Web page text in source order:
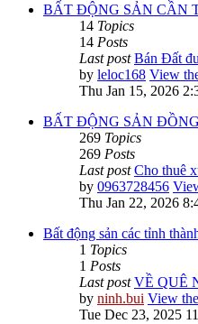
BẤT ĐỘNG SẢN CẦN
14 Topics
14 Posts
Last post Bán Đất
by leloc168 View
Thu Jan 15, 2026
BẤT ĐỘNG SẢN
269 Topics
269 Posts
Last post Cho thuê
by 0963728456
Thu Jan 22, 2026
Bất động sản các tỉnh
1 Topics
1 Posts
Last post VỀ QUÊ
by ninh.bui View
Tue Dec 23, 2025